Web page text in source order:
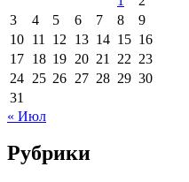
3
4 5 6 7 8
9
10 11 12 13 14 15 16
17 18 19 20 21 22 23
24 25 26 27 28 29 30
31
« Июл
Рубрики